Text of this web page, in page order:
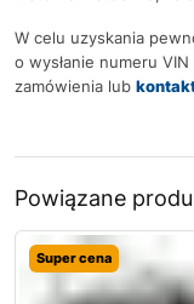
W celu uzyskania
o wysłanie numeru
zamówienia lub
Powiązane
Super cena